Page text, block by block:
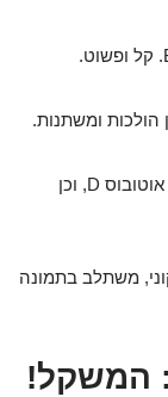
הולכות ומשתנות.
משאית קטנה כבר דורשת C1, משאית גדולה C, אוטובוס D, וכן
משתלב בתמונה
המשקל!